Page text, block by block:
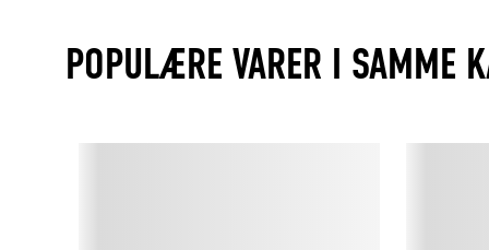
POPULÆRE VARER I SAMME